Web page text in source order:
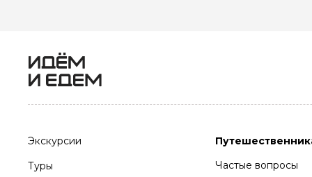
Экскурсии
Туры
Частые вопросы